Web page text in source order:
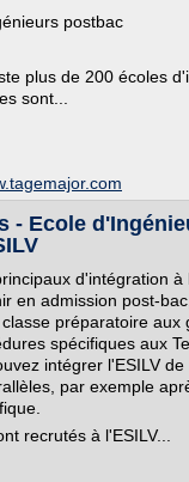
postbac
plus de 200 écoles
sont...
- Ecole
d'intégration à
en admission post-
préparatoire aux
spécifiques aux
intégrer l'ESILV
par exemple
recrutés à l'ESILV...